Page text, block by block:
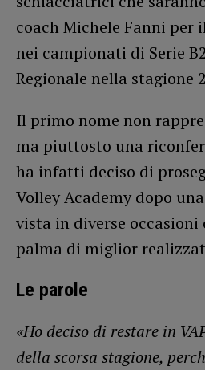
coach Michele Fanni per
nei campionati di Serie
Regionale nella stagione
Il primo nome non
ma piuttosto una
ha infatti deciso di
Volley Academy dopo
vista in diverse
palma di miglior
Le parole
«Ho deciso di restare in
della scorsa stagione,